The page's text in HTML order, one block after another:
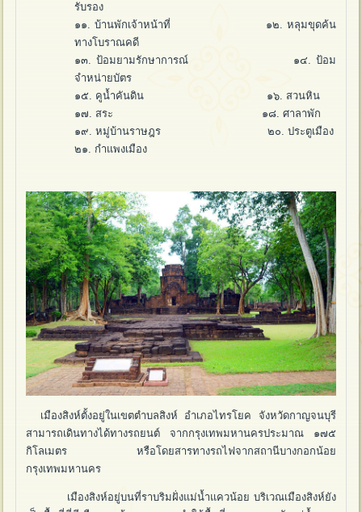
รับรอง
๑๑. บ้านพักเจ้าหน้าที่ ๑๒. หลุมขุดค้น
ทางโบราณคดี
๑๓. ป้อมยามรักษาการณ์ ๑๔. ป้อม
จำหน่ายบัตร
๑๕. คูน้ำคันดิน ๑๖. สวนหิน
๑๗. สระ ๑๘. ศาลาพัก
๑๙. หมู่บ้านราษฎร ๒๐. ประตูเมือง
๒๑. กำแพงเมือง
เมืองสิงห์ตั้งอยู่ในเขตตำบลสิงห์ อำเภอไทรโยค จังหวัดกาญจนบุรี
สามารถเดินทางได้ทางรถยนต์ จากกรุงเทพมหานครประมาณ ๑๗๕
กิโลเมตร หรือโดยสารทางรถไฟจากสถานีบางกอกน้อย
กรุงเทพมหานคร
เมืองสิงห์อยู่บนที่ราบริมฝั่งแม่น้ำแควน้อย บริเวณเมืองสิงห์ยัง